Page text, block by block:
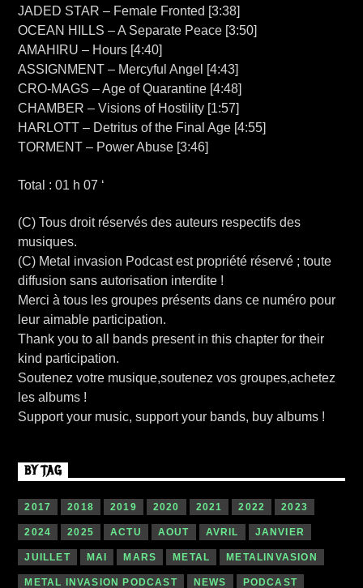
JADED STAR – Female Fronted [3:38]
OCEAN HILLS – A Separate Peace [3:50]
AMAHIRU – Hours [4:40]
ASSIGNMENT – Mercyful Angel [4:43]
CRO-MAGS – Age of Quarantine [4:48]
CHAMBER – Visions of Hostility [1:57]
HARLOTT – Detritus of the Final Age [4:55]
TORMENT – Power Abuse [3:46]
Total : 01 h 07 ‘
(C) Tous droit réservés des auteurs respectifs des
musiques.
(C) Metal invasion Podcast est propriété réservé ; toute
diffusion sans autorisation interdite !
Merci à tous les groupes présents dans ce numéro pour
leur aimable participation.
Thank you to all bands present in this chapter for their
kind participation.
Soutenez votre musique,soutenez vos groupes,achetez
les albums !
Support your music, support your bands, buy albums !
BY TAG
2017 2018 2019 2020 2021 2022 2023
2024 2025 ACTU AOUT AVRIL JANVIER
JUILLET MAI MARS METAL METALINVASION
METAL INVASION PODCAST NEWS PODCAST